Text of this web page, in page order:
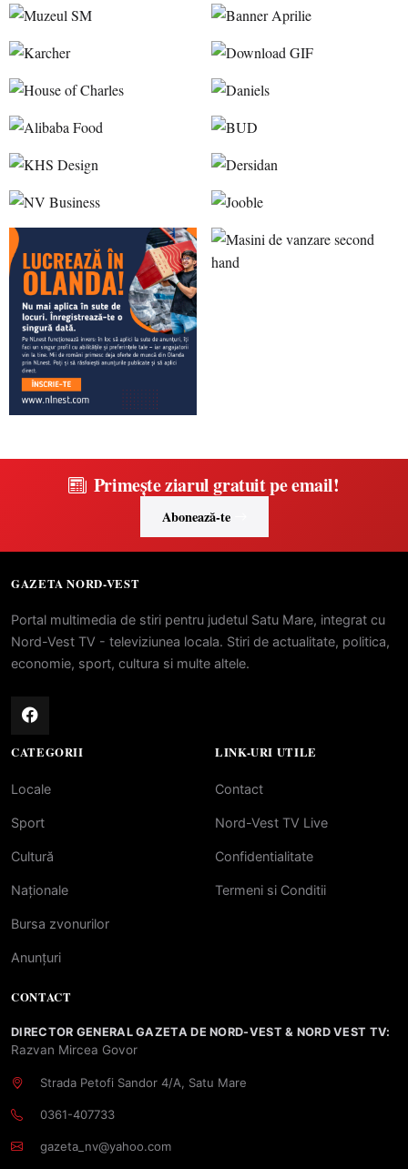
Primește ziarul gratuit pe email!
Abonează-te
GAZETA NORD-VEST
Portal multimedia de stiri pentru judetul Satu Mare, integrat cu
Nord-Vest TV - televiziunea locala. Stiri de actualitate, politica,
economie, sport, cultura si multe altele.
CATEGORII
Locale
Sport
Cultură
Naționale
Bursa zvonurilor
Anunțuri
LINK-URI UTILE
Contact
Nord-Vest TV Live
Confidentialitate
Termeni si Conditii
CONTACT
DIRECTOR GENERAL GAZETA DE NORD-VEST & NORD VEST TV:
Razvan Mircea Govor
Strada Petofi Sandor 4/A, Satu Mare
0361-407733
gazeta_nv@yahoo.com